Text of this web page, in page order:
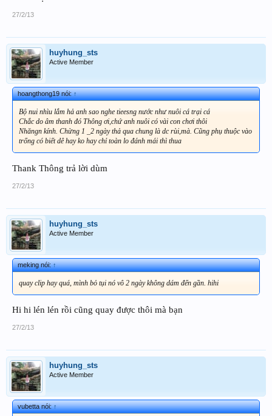
27/2/13
huyhung_sts
Active Member
hoangthong19 nói:↑
Bộ nui nhìu lắm hả anh sao nghe tieesng nước như nuôi cá trại cá
Chắc do âm thanh đó Thông ơi,chứ anh nuôi có vài con chơi thôi
Nhăngn kính. Chừng 1 _2 ngày thả qua chung là dc rùi,mà. Cũng phụ thuộc vào
trống có biết dê hay ko hay chỉ toàn lo đánh mái thì thua
Thank Thông trả lời dùm
27/2/13
huyhung_sts
Active Member
meking nói:↑
quay clip hay quá, mình bỏ tụi nó vô 2 ngày không dám đến gần. hihi
Hi hi lén lén rồi cũng quay được thôi mà bạn
27/2/13
huyhung_sts
Active Member
vubetta nói:↑